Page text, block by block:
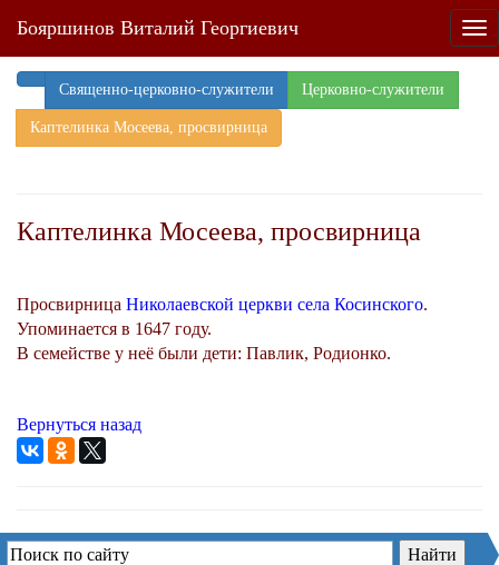
Бояршинов Виталий Георгиевич
Священно-церковно-служители Церковно-служители
Каптелинка Мосеева, просвирница
Каптелинка Мосеева, просвирница
Просвирница Николаевской церкви села Косинского.
Упоминается в 1647 году.
В семействе у неё были дети: Павлик, Родионко.
Вернуться назад